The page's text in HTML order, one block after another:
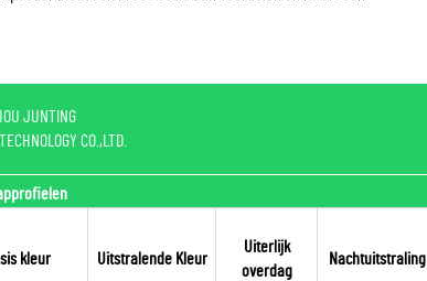
JUNTING
CO.,LTD.
kleur Uitstralende Kleur
Uiterlijk
overdag
Nachtuitstraling